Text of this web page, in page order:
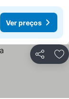
Ver preços
Partilhar